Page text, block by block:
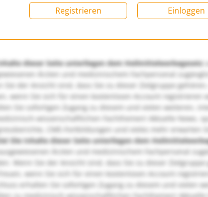
Registrieren Einloggen
dieser Seite unterliegen dem Heilmittelwerbegesetz
Ärzten und medizinischem Fachpersonal
Sie der Ansicht sind, dass Sie zu dieser Zielgruppe
wenn Sie sich für einen kostenlosen Account registrieren
Sie sofortigen Zugang zu diesem und vielen weiteren,
wissenschaftlichen Fachthemen! Aktuelle News,
CME-Fortbildungen und vieles mehr erwarten
Die Inhalte dieser Seite unterliegen dem
Ärzten und medizinischem Fachpersonal
Wenn Sie der Ansicht sind, dass Sie zu dieser
wenn Sie sich für einen kostenlosen Account
erhalten Sie sofortigen Zugang zu diesem und vielen